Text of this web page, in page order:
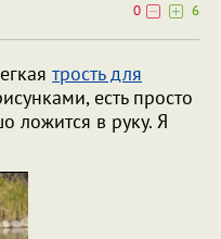
0
6
трость для
есть просто
ложится в руку. Я